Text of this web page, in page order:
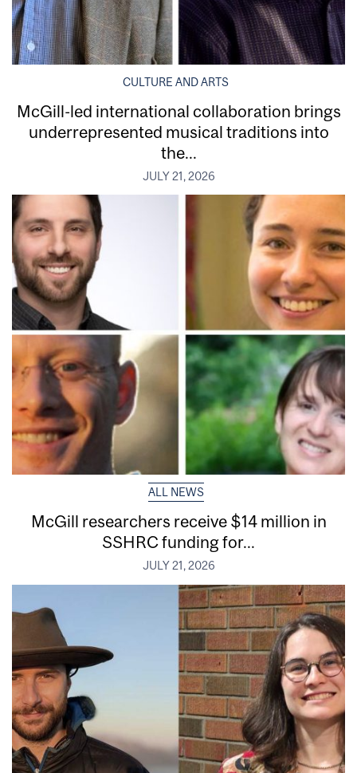
CULTURE AND ARTS
McGill-led international collaboration brings
underrepresented musical traditions into
the...
JULY 21, 2026
ALL NEWS
McGill researchers receive $14 million in
SSHRC funding for...
JULY 21, 2026